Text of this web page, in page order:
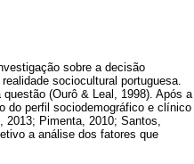
sobre a decisão
sociocultural portuguesa.
(Ourô & Leal, 1998). Após a
do perfil sociodemográfico e clínico
Pimenta, 2010; Santos,
a análise dos fatores que